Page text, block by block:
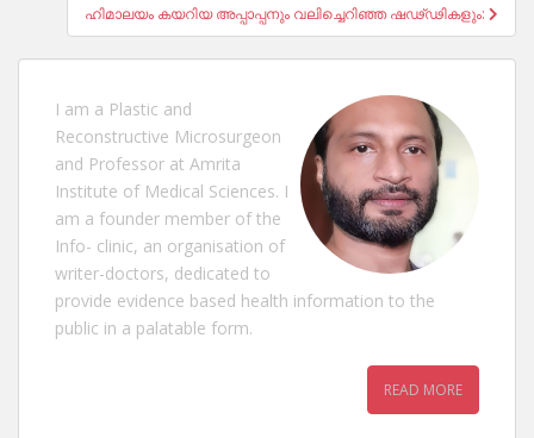
ഹിമാലയം കയറിയ അപ്പാപ്പനും വലിച്ചെറിഞ്ഞ ഷഢ്ഢികളും:
I am a Plastic and
Reconstructive Microsurgeon
and Professor at Amrita
Institute of Medical Sciences. I
am a founder member of the
Info- clinic, an organisation of
writer-doctors, dedicated to
provide evidence based health information to the
public in a palatable form.
READ MORE